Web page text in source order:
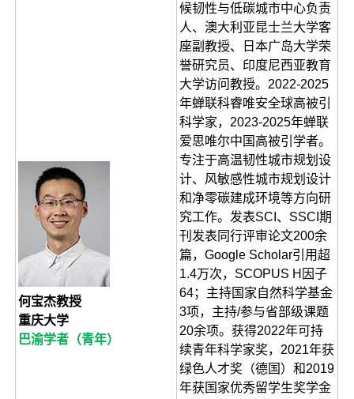
何宝杰教授
重庆大学
巴渝学者（青年）
候韧性与低碳城市中心负责
人、澳大利亚昆士兰大学客
座副教授、日本广岛大学荣
誉研究员、印度尼西亚教育
大学访问教授。2022-2025
年蝉联科睿唯安全球高被引
科学家，2023-2025年蝉联
爱思唯尔中国高被引学者。
专注于高温韧性城市规划设
计、风敏感性城市规划设计
和净零碳建成环境等方向研
究工作。发表SCI、SSCI期
刊发表同行评审论文200余
篇，Google Scholar引用超
1.4万次，SCOPUS H因子
64；主持国家自然科学基金
3项，主持/参与省部级课题
20余项。获得2022年可持
续青年科学家奖，2021年获
绿色人才奖（德国）和2019
年获国家优秀留学生奖学金